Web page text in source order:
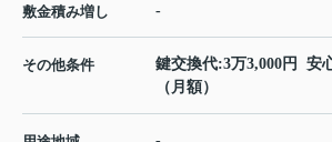
敷金積み増し -
その他条件
鍵交換代:3万3,000円 安
（月額）